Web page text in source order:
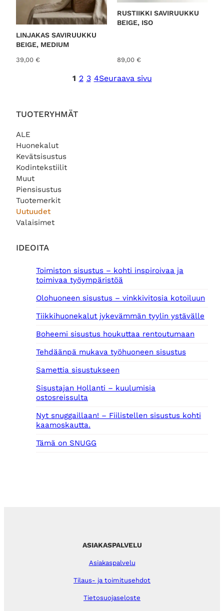
TUOTERYHMÄT
ALE
Huonekalut
Kevätsisustus
Kodintekstiilit
Muut
Piensisustus
Tuotemerkit
Uutuudet
Valaisimet
IDEOITA
Toimiston sisustus – kohti inspiroivaa ja
toimivaa työympäristöä
Olohuoneen sisustus – vinkkivitosia kotoiluun
Tiikkihuonekalut jykevämmän tyylin ystävälle
Boheemi sisustus houkuttaa rentoutumaan
Tehdäänpä mukava työhuoneen sisustus
Samettia sisustukseen
Sisustajan Hollanti – kuulumisia
ostosreissulta
Nyt snuggaillaan! – Fiilistellen sisustus kohti
kaamoskautta.
Tämä on SNUGG
LINJAKAS SAVIRUUKKU
BEIGE, MEDIUM
39,00 €
RUSTIIKKI SAVIRUUKKU
BEIGE, ISO
89,00 €
1 2 3 4Seuraava sivu
ASIAKASPALVELU
Asiakaspalvelu
Tilaus- ja toimitusehdot
Tietosuojaseloste